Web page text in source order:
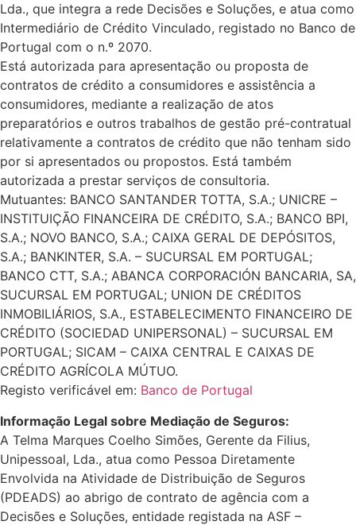
Lda., que integra a rede Decisões e Soluções, e atua como
Intermediário de Crédito Vinculado, registado no Banco de
Portugal com o n.º 2070.
Está autorizada para apresentação ou proposta de
contratos de crédito a consumidores e assistência a
consumidores, mediante a realização de atos
preparatórios e outros trabalhos de gestão pré-contratual
relativamente a contratos de crédito que não tenham sido
por si apresentados ou propostos. Está também
autorizada a prestar serviços de consultoria.
Mutuantes: BANCO SANTANDER TOTTA, S.A.; UNICRE –
INSTITUIÇÃO FINANCEIRA DE CRÉDITO, S.A.; BANCO BPI,
S.A.; NOVO BANCO, S.A.; CAIXA GERAL DE DEPÓSITOS,
S.A.; BANKINTER, S.A. – SUCURSAL EM PORTUGAL;
BANCO CTT, S.A.; ABANCA CORPORACIÓN BANCARIA, SA,
SUCURSAL EM PORTUGAL; UNION DE CRÉDITOS
INMOBILIÁRIOS, S.A., ESTABELECIMENTO FINANCEIRO DE
CRÉDITO (SOCIEDAD UNIPERSONAL) – SUCURSAL EM
PORTUGAL; SICAM – CAIXA CENTRAL E CAIXAS DE
CRÉDITO AGRÍCOLA MÚTUO.
Registo verificável em: Banco de Portugal
Informação Legal sobre Mediação de Seguros:
A Telma Marques Coelho Simões, Gerente da Filius,
Unipessoal, Lda., atua como Pessoa Diretamente
Envolvida na Atividade de Distribuição de Seguros
(PDEADS) ao abrigo de contrato de agência com a
Decisões e Soluções, entidade registada na ASF –